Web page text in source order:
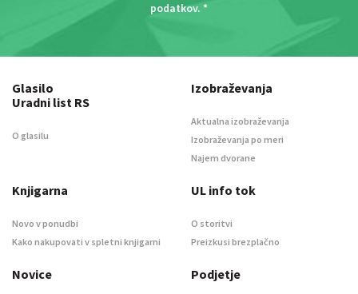
podatkov. *
Glasilo
Uradni list RS
O glasilu
Izobraževanja
Aktualna izobraževanja
Izobraževanja po meri
Najem dvorane
Knjigarna
Novo v ponudbi
Kako nakupovati v spletni knjigarni
UL info tok
O storitvi
Preizkusi brezplačno
Novice Podjetje